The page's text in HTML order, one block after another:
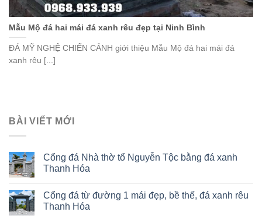
Mẫu Mộ đá hai mái đá xanh rêu đẹp tại Ninh Bình
ĐÁ MỸ NGHỆ CHIẾN CẢNH giới thiệu Mẫu Mộ đá hai mái đá
xanh rêu [...]
BÀI VIẾT MỚI
Cổng đá Nhà thờ tổ Nguyễn Tộc bằng đá xanh
Thanh Hóa
Cổng đá từ đường 1 mái đẹp, bề thế, đá xanh rêu
Thanh Hóa